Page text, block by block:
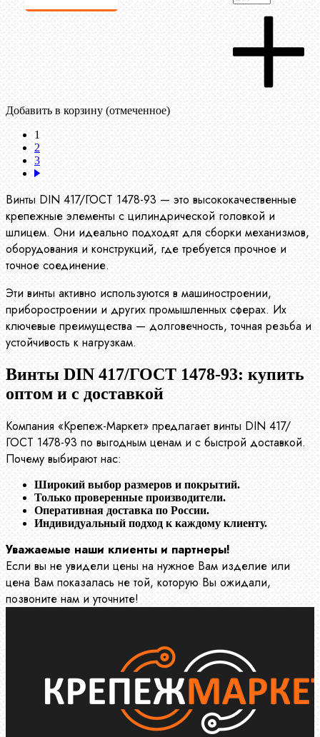
Добавить в корзину (отмеченное)
1
2
3
Винты DIN 417/ГОСТ 1478-93 — это высококачественные
крепежные элементы с цилиндрической головкой и
шлицем. Они идеально подходят для сборки механизмов,
оборудования и конструкций, где требуется прочное и
точное соединение.
Эти винты активно используются в машиностроении,
приборостроении и других промышленных сферах. Их
ключевые преимущества — долговечность, точная резьба и
устойчивость к нагрузкам.
Винты DIN 417/ГОСТ 1478-93: купить
оптом и с доставкой
Компания «Крепеж-Маркет» предлагает винты DIN 417/
ГОСТ 1478-93 по выгодным ценам и с быстрой доставкой.
Почему выбирают нас:
Широкий выбор размеров и покрытий.
Только проверенные производители.
Оперативная доставка по России.
Индивидуальный подход к каждому клиенту.
Уважаемые наши клиенты и партнеры!
Если вы не увидели цены на нужное Вам изделие или
цена Вам показалась не той, которую Вы ожидали,
позвоните нам и уточните!